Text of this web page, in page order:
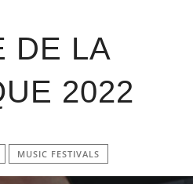
DE LA
2022
MUSIC FESTIVALS